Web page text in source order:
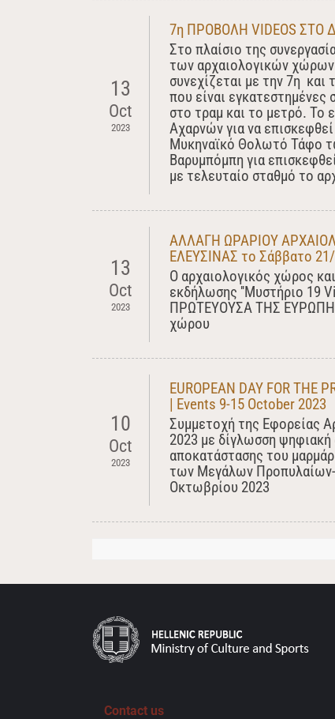
13
Oct
2023
7η ΠΡΟΒΟΛΗ VIDEOS ΣΤΟ
Στο πλαίσιο της
των αρχαιολογικών χώρων
συνεχίζεται με την 7η
που είναι
στο τραμ και το μετρό. Το
Αχαρνών για να
Μυκηναϊκό Θολωτό Τάφο
Βαρυμπόμπη για
με τελευταίο σταθμό το
13
Oct
2023
ΑΛΛΑΓΗ ΩΡΑΡΙΟΥ
ΕΛΕΥΣΙΝΑΣ το Σάββατο
Ο αρχαιολογικός χώρος
εκδήλωσης ''Μυστήριο 19
ΠΡΩΤΕΥΟΥΣΑ ΤΗΣ ΕΥΡΩΠΗΣ
χώρου
10
Oct
2023
EUROPEAN DAY FOR THE
| Events 9-15 October 2023
Συμμετοχή της Εφορείας
2023 με δίγλωσση ψηφιακή
αποκατάστασης του
των Μεγάλων Προπυλαίων-
Οκτωβρίου 2023
Contact us